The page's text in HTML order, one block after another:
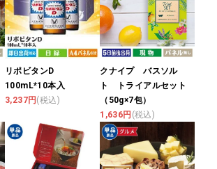
リポビタンD
100mL*10本入
3,237円 (税込)
クナイプ バスソル
ト トライアルセット
（50g×7包）
1,636円 (税込)